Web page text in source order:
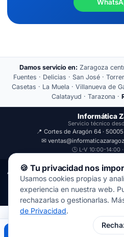
Damos servicio en: Zaragoza
Fuentes · Delicias · San José ·
Casetas · La Muela · Villanueva de
Calatayud · Tarazona ·
Informática
Servicio técnico
📍 Cortes de Aragón 64 ·
✉
🕒 L-V 10:00-14:00
Aviso Legal
Política de Privacidad
© 2000-2026 · Javal Informática
· Reparación de
🍪 Tu privacidad nos
Usamos cookies propias y
experiencia en nuestra web.
rechazarlas o gestionarlas.
de Privacidad.